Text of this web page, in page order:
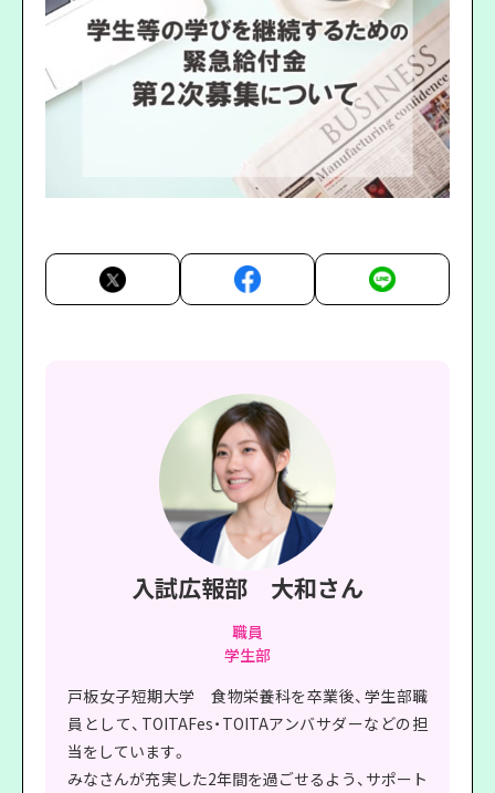
入試広報部 大和さん
職員
学生部
戸板女子短期大学 食物栄養科を卒業後、学生部職
員として、TOITAFes・TOITAアンバサダーなどの担
当をしています。
みなさんが充実した2年間を過ごせるよう、サポート